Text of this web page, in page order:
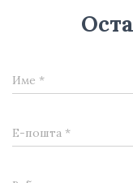
Име *
Е-пошта *